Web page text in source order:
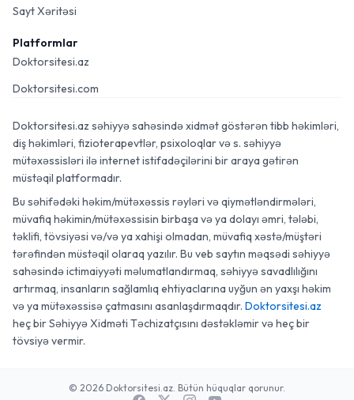
Sayt Xəritəsi
Platformlar
Doktorsitesi.az
Doktorsitesi.com
Doktorsitesi.az səhiyyə sahəsində xidmət göstərən tibb həkimləri,
diş həkimləri, fizioterapevtlər, psixoloqlar və s. səhiyyə
mütəxəssisləri ilə internet istifadəçilərini bir araya gətirən
müstəqil platformadır.
Bu səhifədəki həkim/mütəxəssis rəyləri və qiymətləndirmələri,
müvafiq həkimin/mütəxəssisin birbaşa və ya dolayı əmri, tələbi,
təklifi, tövsiyəsi və/və ya xahişi olmadan, müvafiq xəstə/müştəri
tərəfindən müstəqil olaraq yazılır. Bu veb saytın məqsədi səhiyyə
sahəsində ictimaiyyəti məlumatlandırmaq, səhiyyə savadlılığını
artırmaq, insanların sağlamlıq ehtiyaclarına uyğun ən yaxşı həkim
və ya mütəxəssisə çatmasını asanlaşdırmaqdır. Doktorsitesi.az
heç bir Səhiyyə Xidməti Təchizatçısını dəstəkləmir və heç bir
tövsiyə vermir.
© 2026 Doktorsitesi.az. Bütün hüquqlar qorunur.